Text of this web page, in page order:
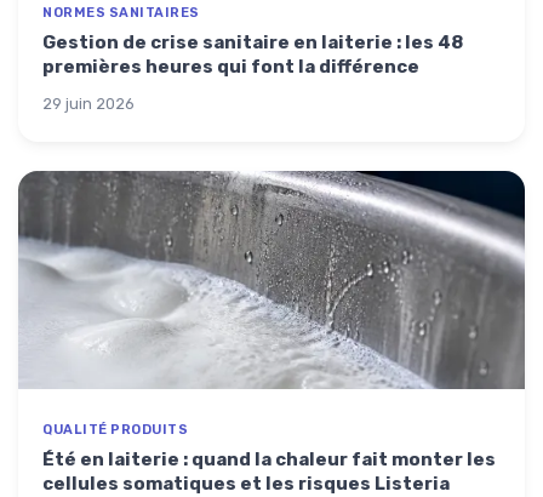
NORMES SANITAIRES
Gestion de crise sanitaire en laiterie : les 48
premières heures qui font la différence
29 juin 2026
QUALITÉ PRODUITS
Été en laiterie : quand la chaleur fait monter les
cellules somatiques et les risques Listeria